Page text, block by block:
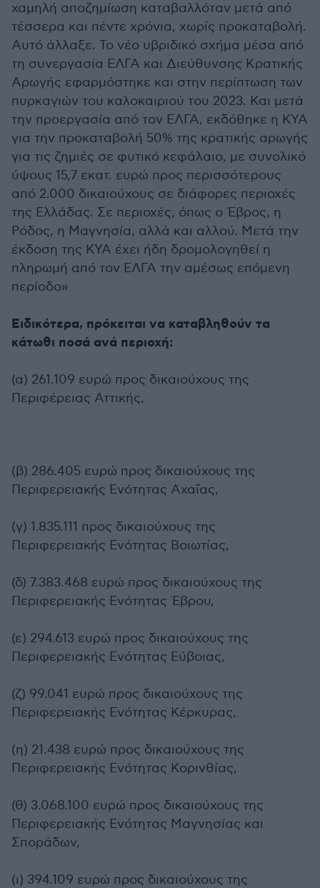
χαμηλή αποζημίωση καταβαλλόταν μετά από
τέσσερα και πέντε χρόνια, χωρίς προκαταβολή.
Αυτό άλλαξε. Το νέο υβριδικό σχήμα μέσα από
τη συνεργασία ΕΛΓΑ και Διεύθυνσης Κρατικής
Αρωγής εφαρμόστηκε και στην περίπτωση των
πυρκαγιών του καλοκαιριού του 2023. Και μετά
την προεργασία από τον ΕΛΓΑ, εκδόθηκε η ΚΥΑ
για την προκαταβολή 50% της κρατικής αρωγής
για τις ζημιές σε φυτικό κεφάλαιο, με συνολικό
ύψους 15,7 εκατ. ευρώ προς περισσότερους
από 2.000 δικαιούχους σε διάφορες περιοχές
της Ελλάδας. Σε περιοχές, όπως ο Έβρος, η
Ρόδος, η Μαγνησία, αλλά και αλλού. Μετά την
έκδοση της ΚΥΑ έχει ήδη δρομολογηθεί η
πληρωμή από τον ΕΛΓΑ την αμέσως επόμενη
περίοδο»
Ειδικότερα, πρόκειται να καταβληθούν τα
κάτωθι ποσά ανά περιοχή:
(α) 261.109 ευρώ προς δικαιούχους της
Περιφέρειας Αττικής,
(β) 286.405 ευρώ προς δικαιούχους της
Περιφερειακής Ενότητας Αχαΐας,
(γ) 1.835.111 προς δικαιούχους της
Περιφερειακής Ενότητας Βοιωτίας,
(δ) 7.383.468 ευρώ προς δικαιούχους της
Περιφερειακής Ενότητας Έβρου,
(ε) 294.613 ευρώ προς δικαιούχους της
Περιφερειακής Ενότητας Εύβοιας,
(ζ) 99.041 ευρώ προς δικαιούχους της
Περιφερειακής Ενότητας Κέρκυρας,
(η) 21.438 ευρώ προς δικαιούχους της
Περιφερειακής Ενότητας Κορινθίας,
(θ) 3.068.100 ευρώ προς δικαιούχους της
Περιφερειακής Ενότητας Μαγνησίας και
Σποράδων,
(ι) 394.109 ευρώ προς δικαιούχους της